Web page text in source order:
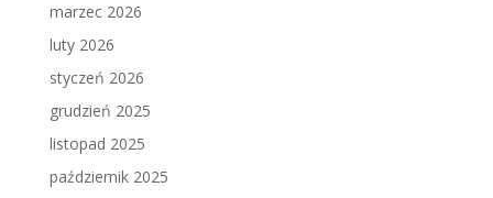
marzec 2026
luty 2026
styczeń 2026
grudzień 2025
listopad 2025
październik 2025